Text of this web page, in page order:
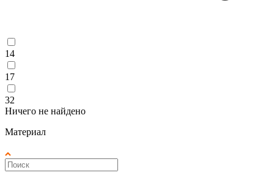
14
17
32
Ничего не найдено
Материал